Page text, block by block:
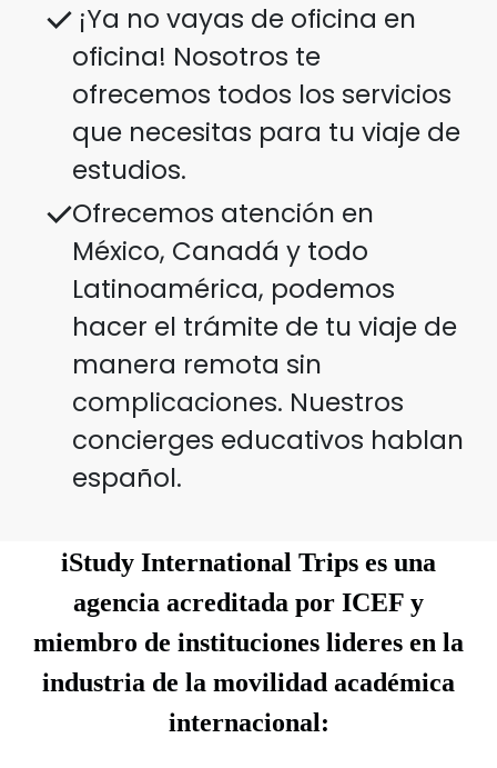
¡Ya no vayas de oficina en
oficina! Nosotros te
ofrecemos todos los servicios
que necesitas para tu viaje de
estudios.
Ofrecemos atención en
México, Canadá y todo
Latinoamérica, podemos
hacer el trámite de tu viaje de
manera remota sin
complicaciones. Nuestros
concierges educativos hablan
español.
iStudy International Trips es una
agencia acreditada por ICEF y
miembro de instituciones lideres en la
industria de la movilidad académica
internacional: